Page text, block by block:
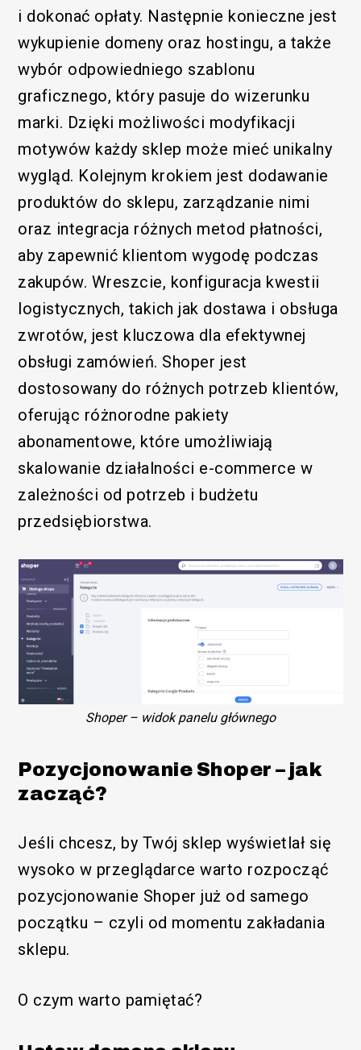
i dokonać opłaty. Następnie konieczne jest
wykupienie domeny oraz hostingu, a także
wybór odpowiedniego szablonu
graficznego, który pasuje do wizerunku
marki. Dzięki możliwości modyfikacji
motywów każdy sklep może mieć unikalny
wygląd. Kolejnym krokiem jest dodawanie
produktów do sklepu, zarządzanie nimi
oraz integracja różnych metod płatności,
aby zapewnić klientom wygodę podczas
zakupów. Wreszcie, konfiguracja kwestii
logistycznych, takich jak dostawa i obsługa
zwrotów, jest kluczowa dla efektywnej
obsługi zamówień. Shoper jest
dostosowany do różnych potrzeb klientów,
oferując różnorodne pakiety
abonamentowe, które umożliwiają
skalowanie działalności e-commerce w
zależności od potrzeb i budżetu
przedsiębiorstwa.
Shoper – widok panelu głównego
Pozycjonowanie Shoper – jak
zacząć?
Jeśli chcesz, by Twój sklep wyświetlał się
wysoko w przeglądarce warto rozpocząć
pozycjonowanie Shoper już od samego
początku – czyli od momentu zakładania
sklepu.
O czym warto pamiętać?